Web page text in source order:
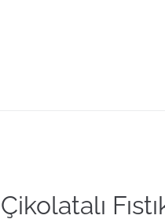
Çikolatalı